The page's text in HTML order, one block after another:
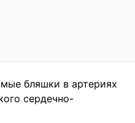
бляшки в артериях
сердечно-